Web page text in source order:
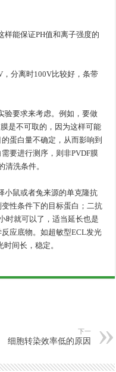
能保证PH值和离子强度的
分离时100V比较好，条带
要求来考虑。例如，要做
是不可取的，因为这样可能
蛋白量不确定，从而影响到
要进行测序，则非PVDF膜
清洗条件。
鼠或者兔来源的单克隆抗
性条件下的目标蛋白；二抗
时就可以了，适当延长也是
应底物。如超敏型ECL发光
间长，稳定。
下一
细胞转染效率低的原因